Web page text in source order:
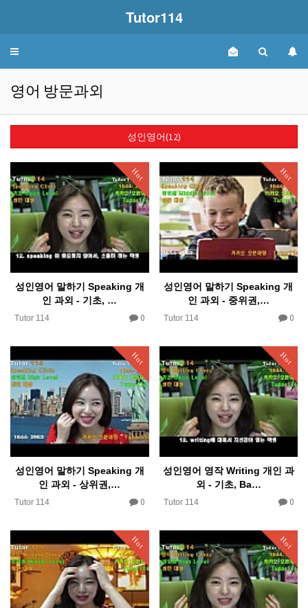
Tutor114
Toggle
영어 방문과외
성인영어(12)
Hot
성인영어 말하기 Speaking 개
인 과외 - 기초, …
Tutor 114 0
Hot
성인영어 말하기 Speaking 개
인 과외 - 중위권,…
Tutor 114 0
Hot
성인영어 말하기 Speaking 개
인 과외 - 상위권,…
Tutor 114 0
Hot
성인영어 영작 Writing 개인 과
외 - 기초, Ba…
Tutor 114 0
Hot Hot